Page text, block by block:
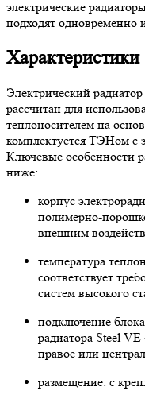
электрические
подходят одновременно
Характеристики
Электрический
рассчитан для
теплоносителем на
комплектуется ТЭНом с
Ключевые особенности
ниже:
корпус
полимерно-
внешним
температура
соответствует
систем высокого
подключение
радиатора Steel
правое или
размещение: с